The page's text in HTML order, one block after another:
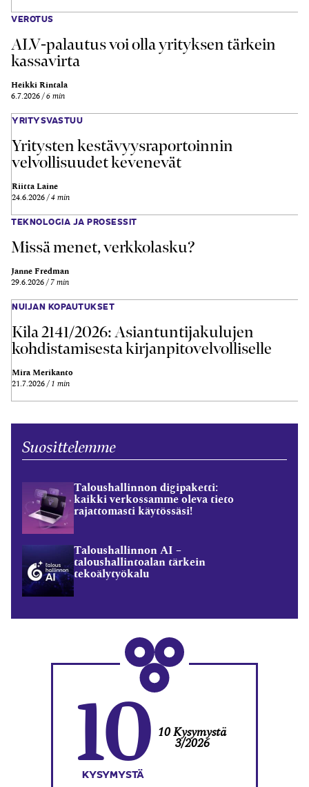
VEROTUS
ALV-palautus voi olla yrityksen tärkein
kassavirta
Heikki Rintala
6.7.2026 6 min
YRITYSVASTUU
Yritysten kestävyysraportoinnin
velvollisuudet kevenevät
Riitta Laine
24.6.2026 4 min
TEKNOLOGIA JA PROSESSIT
Missä menet, verkkolasku?
Janne Fredman
29.6.2026 7 min
NUIJAN KOPAUTUKSET
Kila 2141/2026: Asiantuntijakulujen
kohdistamisesta kirjanpitovelvolliselle
Mira Merikanto
21.7.2026 1 min
Suosittelemme
Taloushallinnon digipaketti:
kaikki verkossamme oleva tieto
rajattomasti käytössäsi!
Taloushallinnon AI –
taloushallintoalan tärkein
tekoälytyökalu
10
KYSYMYSTÄ
10 Kysymystä
3/2026